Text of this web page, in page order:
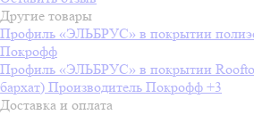
Другие товары
Профиль «ЭЛЬБРУС» в покрытии
Покрофф
Профиль «ЭЛЬБРУС» в покрытии
бархат) Производитель Покрофф +3
Доставка и оплата